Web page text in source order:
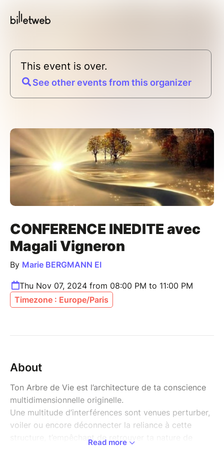
This event is over.
See other events from this organizer
CONFERENCE INEDITE avec
Magali Vigneron
By Marie BERGMANN EI
Thu Nov 07, 2024 from 08:00 PM to 11:00 PM
Timezone : Europe/Paris
About
Ton Arbre de Vie est l’architecture de ta conscience
multidimensionnelle originelle.
Une multitude d’interférences sont venues perturber,
voiler ou encore déconnecter la reliance à cette
structure, t’empêchant de retrouver ta nature de
Read more